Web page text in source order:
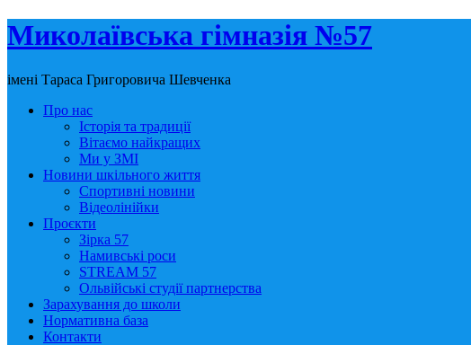
Миколаївська гімназія №57
імені Тараса Григоровича Шевченка
Про нас
Історія та традиції
Вітаємо найкращих
Ми у ЗМІ
Новини шкільного життя
Спортивні новини
Відеолінійки
Проєкти
Зірка 57
Намивські роси
STREAM 57
Ольвійські студії партнерства
Зарахування до школи
Нормативна база
Контакти